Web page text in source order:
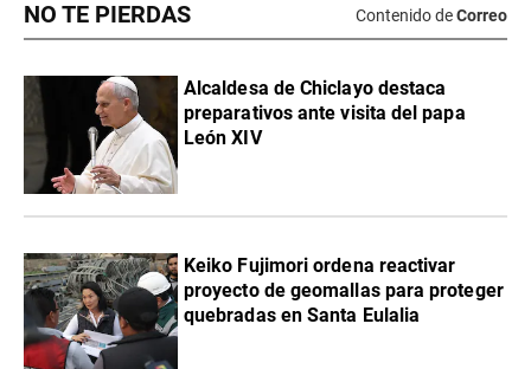
NO TE PIERDAS Contenido deCorreo
Alcaldesa de Chiclayo destaca
preparativos ante visita del papa
León XIV
Keiko Fujimori ordena reactivar
proyecto de geomallas para proteger
quebradas en Santa Eulalia